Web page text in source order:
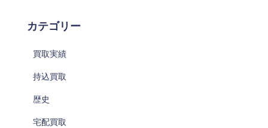
カテゴリー
買取実績
持込買取
歴史
宅配買取